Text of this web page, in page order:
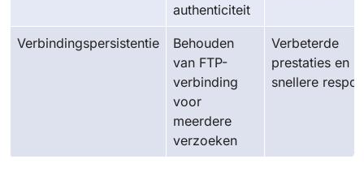
authenticiteit
Verbindingspersistentie
Behouden
van FTP-
verbinding
voor
meerdere
verzoeken
Verbeterde
prestaties en
snellere